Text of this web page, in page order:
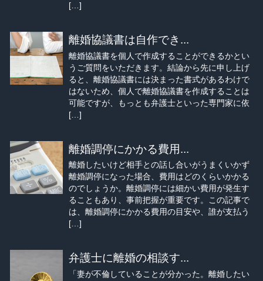
[…]
離婚協議書は自作でき...
離婚協議書を個人で作成することができるかとい
うご質問をいただきます。結論から先に申し上げ
ると、離婚協議書には決まった書式があるわけで
はないため、個人で離婚協議書を作成することは
可能ですが、もっとも弁護士といった専門家に依
[…]
離婚調停にかかる費用...
離婚したいけど相手との話し合いがうまくいかず
離婚調停になった場合、費用はどのくらいかかる
のでしょうか。離婚調停には細かい費用が発生す
ることもあり、事前把握が重要です。この記事で
は、離婚調停にかかる費用の目安や、誰が支払う
[…]
弁護士に離婚の相談す...
「妻が不倫していることが分かった。離婚したい